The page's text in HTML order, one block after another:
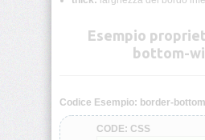
align-
items
Esempio
bottom-
Codice Esempio: border-
CODE: CSS